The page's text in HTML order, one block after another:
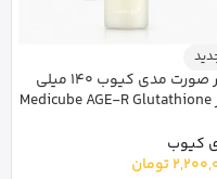
تونر صورت مدی کیوب 140 میلی
لیتر Medicube AGE-R Glutathione
کیوب
تومان